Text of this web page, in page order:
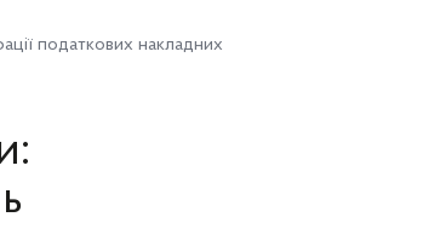
податкових накладних